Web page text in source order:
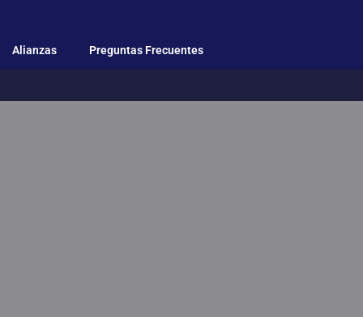
Alianzas Preguntas Frecuentes